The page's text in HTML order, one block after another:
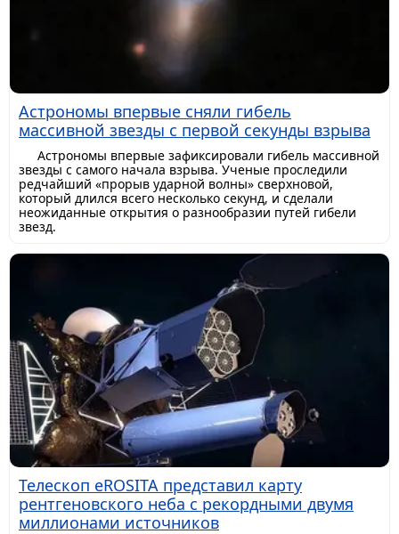
Астрономы впервые сняли гибель
массивной звезды с первой секунды взрыва
Астрономы впервые зафиксировали гибель массивной
звезды с самого начала взрыва. Ученые проследили
редчайший «прорыв ударной волны» сверхновой,
который длился всего несколько секунд, и сделали
неожиданные открытия о разнообразии путей гибели
звезд.
Телескоп eROSITA представил карту
рентгеновского неба с рекордными двумя
миллионами источников